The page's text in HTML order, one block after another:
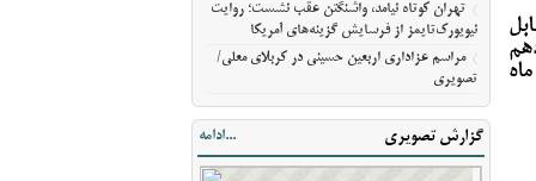
۲۱ شهریور ماه
تهران کوتاه نیامد، واشنگتن عقب نشست؛ روایت
نیویورک‌تایمز از فرسایش گزینه‌های آمریکا
مراسم عزاداری اربعین حسینی در کربلای معلی/
تصویری
گزارش تصویری ...ادامه